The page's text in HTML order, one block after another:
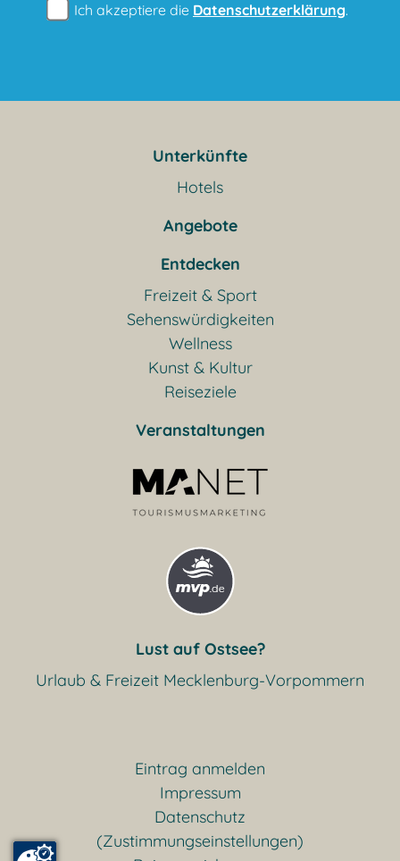
Ich akzeptiere die Datenschutzerklärung.
Unterkünfte
Hotels
Angebote
Entdecken
Freizeit & Sport
Sehenswürdigkeiten
Wellness
Kunst & Kultur
Reiseziele
Veranstaltungen
Lust auf Ostsee?
Urlaub & Freizeit Mecklenburg-Vorpommern
Eintrag anmelden
Impressum
Datenschutz
(Zustimmungseinstellungen)